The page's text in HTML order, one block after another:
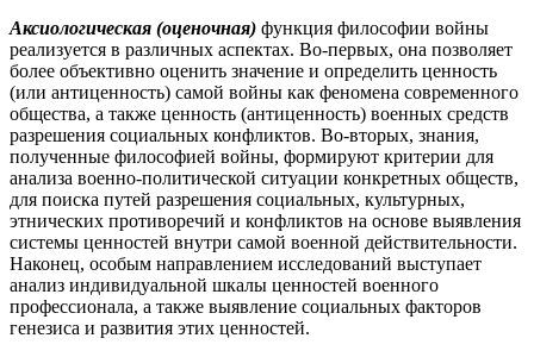
Аксиологическая (оценочная) функция философии войны
реализуется в различных аспектах. Во-первых, она позволяет
более объективно оценить значение и определить ценность
(или антиценность) самой войны как феномена современного
общества, а также ценность (антиценность) военных средств
разрешения социальных конфликтов. Во-вторых, знания,
полученные философией войны, формируют критерии для
анализа военно-политической ситуации конкретных обществ,
для поиска путей разрешения социальных, культурных,
этнических противоречий и конфликтов на основе выявления
системы ценностей внутри самой военной действительности.
Наконец, особым направлением исследований выступает
анализ индивидуальной шкалы ценностей военного
профессионала, а также выявление социальных факторов
генезиса и развития этих ценностей.